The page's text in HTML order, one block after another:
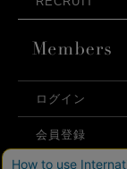
ログイン
会員登録